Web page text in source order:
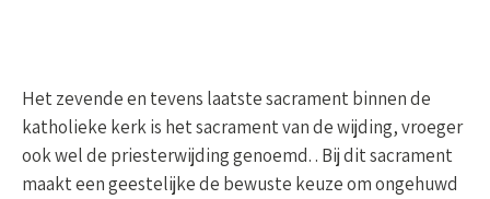
Het zevende en tevens laatste sacrament binnen de
katholieke kerk is het sacrament van de wijding, vroeger
ook wel de priesterwijding genoemd. . Bij dit sacrament
maakt een geestelijke de bewuste keuze om ongehuwd